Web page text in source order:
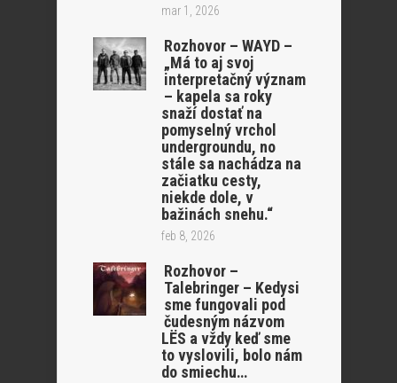
mar 1, 2026
Rozhovor – WAYD –
„Má to aj svoj
interpretačný význam
– kapela sa roky
snaží dostať na
pomyselný vrchol
undergroundu, no
stále sa nachádza na
začiatku cesty,
niekde dole, v
bažinách snehu.“
feb 8, 2026
Rozhovor –
Talebringer – Kedysi
sme fungovali pod
čudesným názvom
LËS a vždy keď sme
to vyslovili, bolo nám
do smiechu…